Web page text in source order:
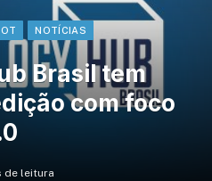
NOTÍCIAS
Brasil tem
com foco
de leitura